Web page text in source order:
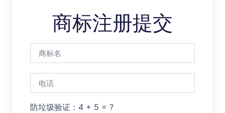
商标注册提交
防垃圾验证：4 + 5 = ?